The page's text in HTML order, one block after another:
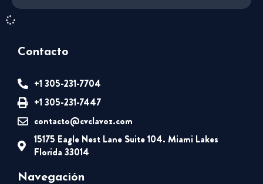
Contacto
+1 305-231-7704
+1 305-231-7447
contacto@cvclavoz.com
15175 Eagle Nest Lane Suite 104. Miami Lakes
Florida 33014
Navegación